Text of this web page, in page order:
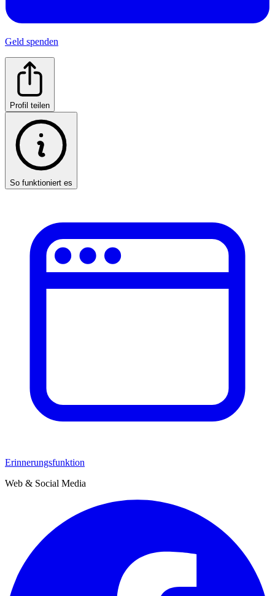
Geld spenden
Profil teilen
So funktioniert es
Erinnerungsfunktion
Web & Social Media